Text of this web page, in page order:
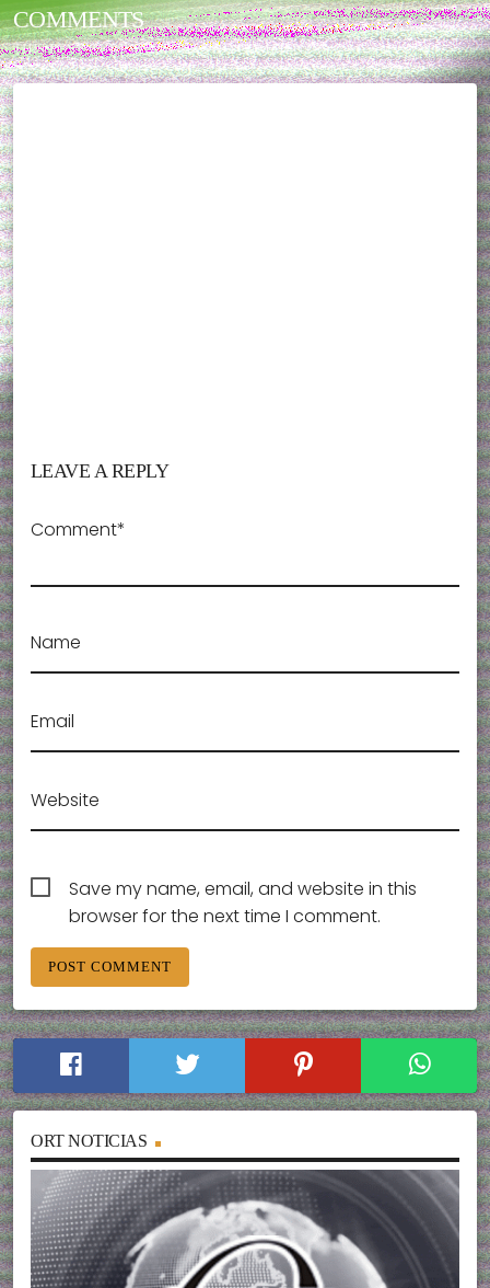
COMMENTS
THIS POST CURRENTLY HAS NO COMMENTS.
LEAVE A REPLY
Comment*
Name
Email
Website
Save my name, email, and website in this
browser for the next time I comment.
ORT NOTICIAS